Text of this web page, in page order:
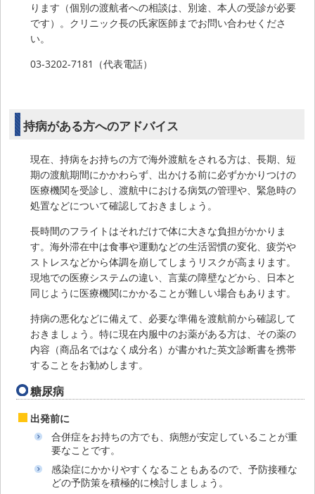
ります（個別の渡航者への相談は、別途、本人の受診が必要
です）。クリニック長の氏家医師までお問い合わせくださ
い。
03-3202-7181（代表電話）
持病がある方へのアドバイス
現在、持病をお持ちの方で海外渡航をされる方は、長期、短
期の渡航期間にかかわらず、出かける前に必ずかかりつけの
医療機関を受診し、渡航中における病気の管理や、緊急時の
処置などについて確認しておきましょう。
長時間のフライトはそれだけで体に大きな負担がかかりま
す。海外滞在中は食事や運動などの生活習慣の変化、疲労や
ストレスなどから体調を崩してしまうリスクが高まります。
現地での医療システムの違い、言葉の障壁などから、日本と
同じように医療機関にかかることが難しい場合もあります。
持病の悪化などに備えて、必要な準備を渡航前から確認して
おきましょう。特に現在内服中のお薬がある方は、その薬の
内容（商品名ではなく成分名）が書かれた英文診断書を携帯
することをお勧めします。
糖尿病
出発前に
合併症をお持ちの方でも、病態が安定していることが重
要なことです。
感染症にかかりやすくなることもあるので、予防接種な
どの予防策を積極的に検討しましょう。